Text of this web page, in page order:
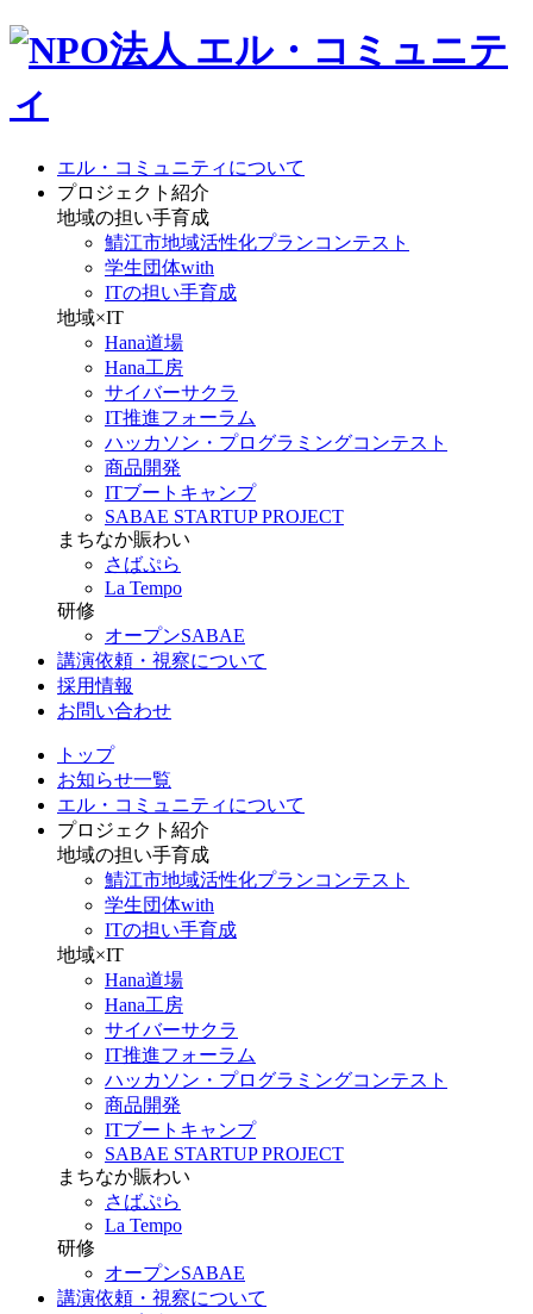
エル・コミュニティについて
プロジェクト紹介
地域の担い手育成
鯖江市地域活性化プランコンテスト
学生団体with
ITの担い手育成
地域×IT
Hana道場
Hana工房
サイバーサクラ
IT推進フォーラム
ハッカソン・プログラミングコンテスト
商品開発
ITブートキャンプ
SABAE STARTUP PROJECT
まちなか賑わい
さばぷら
La Tempo
研修
オープンSABAE
講演依頼・視察について
採用情報
お問い合わせ
トップ
お知らせ一覧
エル・コミュニティについて
プロジェクト紹介
地域の担い手育成
鯖江市地域活性化プランコンテスト
学生団体with
ITの担い手育成
地域×IT
Hana道場
Hana工房
サイバーサクラ
IT推進フォーラム
ハッカソン・プログラミングコンテスト
商品開発
ITブートキャンプ
SABAE STARTUP PROJECT
まちなか賑わい
さばぷら
La Tempo
研修
オープンSABAE
講演依頼・視察について